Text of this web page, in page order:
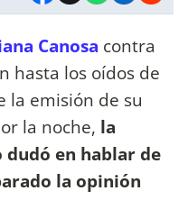
Canosa contra
hasta los oídos de
la emisión de su
la noche, la
en hablar de
la opinión